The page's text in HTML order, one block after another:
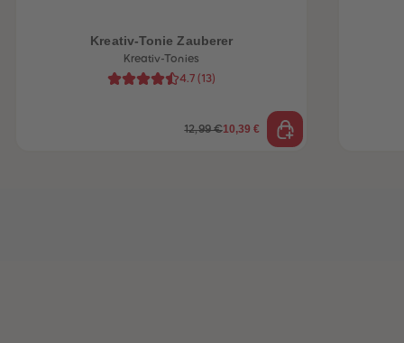
Kreativ-Tonie Zauberer
Kreativ-Tonies
4.7 (13)
12,99 €10,39 €